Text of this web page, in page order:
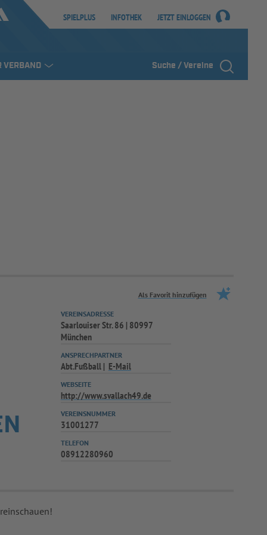
SPIELPLUS INFOTHEK JETZT EINLOGGEN
VERBAND Suche / Vereine
Als Favorit hinzufügen
VEREINSADRESSE
Saarlouiser Str. 86 | 80997
München
ANSPRECHPARTNER
Abt.Fußball E-Mail
WEBSEITE
http://www.svallach49.de
VEREINSNUMMER
31001277
TELEFON
08912280960